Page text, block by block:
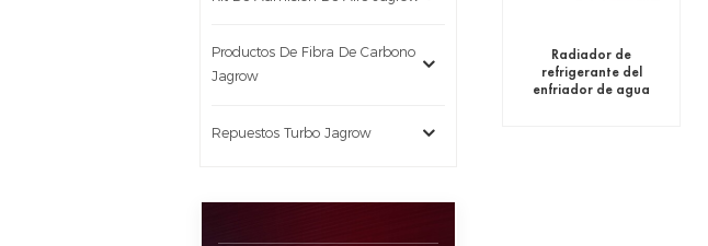
Radiador de
refrigerante del
enfriador de agua
Productos De Fibra De Carbono
Jagrow
Repuestos Turbo Jagrow